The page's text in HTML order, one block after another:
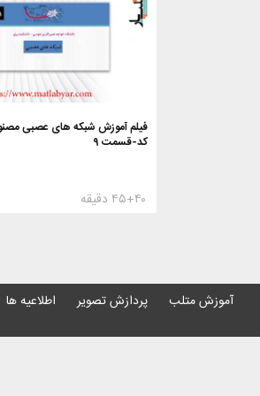
فیلم آموزش شبکه های عصبی
کد-قسمت ۹
۴۵+۴۰ دقیقه
آموزش متلب پردازش تصویر اطلاعیه ها